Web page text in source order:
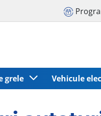
grele Vehicule